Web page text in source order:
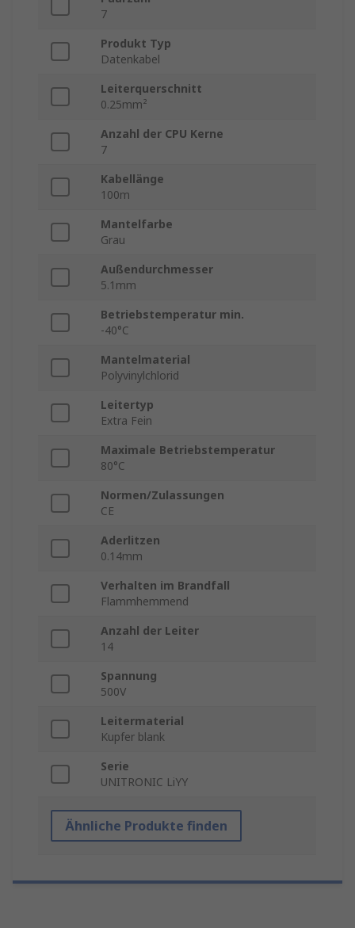
7
Produkt Typ
Datenkabel
Leiterquerschnitt
0.25mm²
Anzahl der CPU Kerne
7
Kabellänge
100m
Mantelfarbe
Grau
Außendurchmesser
5.1mm
Betriebstemperatur min.
-40°C
Mantelmaterial
Polyvinylchlorid
Leitertyp
Extra Fein
Maximale Betriebstemperatur
80°C
Normen/Zulassungen
CE
Aderlitzen
0.14mm
Verhalten im Brandfall
Flammhemmend
Anzahl der Leiter
14
Spannung
500V
Leitermaterial
Kupfer blank
Serie
UNITRONIC LiYY
Ähnliche Produkte finden